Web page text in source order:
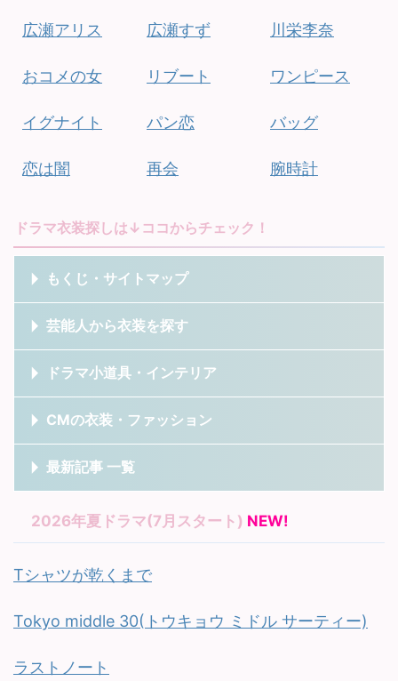
広瀬アリス
おコメの女
イグナイト
恋は闇
広瀬すず
リブート
パン恋
再会
川栄李奈
ワンピース
バッグ
腕時計
ドラマ衣装探しは↓ココからチェック！
もくじ・サイトマップ
芸能人から衣装を探す
ドラマ小道具・インテリア
CMの衣装・ファッション
最新記事 一覧
2026年夏ドラマ(7月スタート) NEW!
Tシャツが乾くまで
Tokyo middle 30(トウキョウ ミドル サーティー)
ラストノート